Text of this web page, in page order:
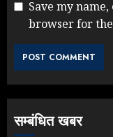
Save my
browser for
सम्बंधित खबर